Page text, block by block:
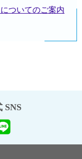
ついてのご案内
SNS